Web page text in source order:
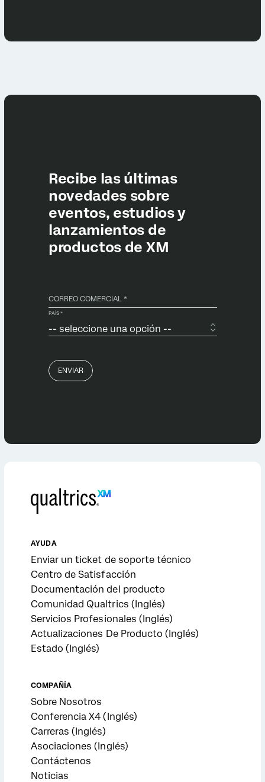
AYUDA
Enviar un ticket de soporte técnico
Centro de Satisfacción
Documentación del producto
Comunidad Qualtrics (Inglés)
Servicios Profesionales (Inglés)
Actualizaciones De Producto (Inglés)
Estado (Inglés)
COMPAÑÍA
Sobre Nosotros
Conferencia X4 (Inglés)
Carreras (Inglés)
Asociaciones (Inglés)
Contáctenos
Noticias